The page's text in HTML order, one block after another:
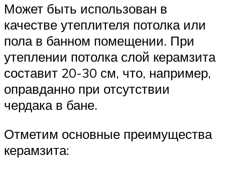
Может быть использован в
качестве утеплителя потолка или
пола в банном помещении. При
утеплении потолка слой керамзита
составит 20-30 см, что, например,
оправданно при отсутствии
чердака в бане.
Отметим основные преимущества
керамзита: